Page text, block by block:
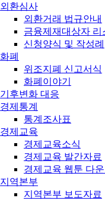
외환심사
외환거래 법규안내
금융제재대상자 리
신청양식 및 작성례
화폐
위조지폐 신고서식
화폐이야기
기후변화 대응
경제통계
통계조사표
경제교육
경제교육소식
경제교육 발간자료
경제교육 웹툰 다
지역본부
지역본부 보도자료